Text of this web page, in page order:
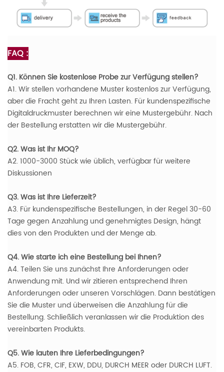
FAQ :
Q1. Können Sie kostenlose Probe zur Verfügung stellen?
A1. Wir stellen vorhandene Muster kostenlos zur Verfügung,
aber die Fracht geht zu Ihren Lasten. Für kundenspezifische
Digitaldruckmuster berechnen wir eine Mustergebühr. Nach
der Bestellung erstatten wir die Mustergebühr.
Q2. Was ist Ihr MOQ?
A2. 1000-3000 Stück wie üblich, verfügbar für weitere
Diskussionen
Q3. Was ist Ihre Lieferzeit?
A3. Für kundenspezifische Bestellungen, in der Regel 30-60
Tage gegen Anzahlung und genehmigtes Design, hängt
dies von den Produkten und der Menge ab.
Q4. Wie starte ich eine Bestellung bei Ihnen?
A4. Teilen Sie uns zunächst Ihre Anforderungen oder
Anwendung mit. Und wir zitieren entsprechend Ihren
Anforderungen oder unseren Vorschlägen. Dann bestätigen
Sie die Muster und überweisen die Anzahlung für die
Bestellung. Schließlich veranlassen wir die Produktion des
vereinbarten Produkts.
Q5. Wie lauten Ihre Lieferbedingungen?
A5. FOB, CFR, CIF, EXW, DDU, DURCH MEER oder DURCH LUFT.